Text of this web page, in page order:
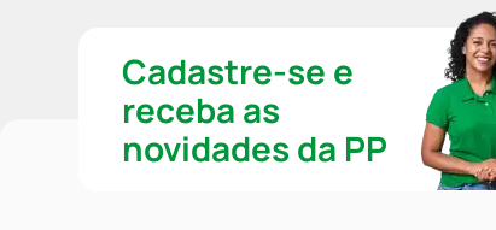
Cadastre-se e
receba as
novidades da PP